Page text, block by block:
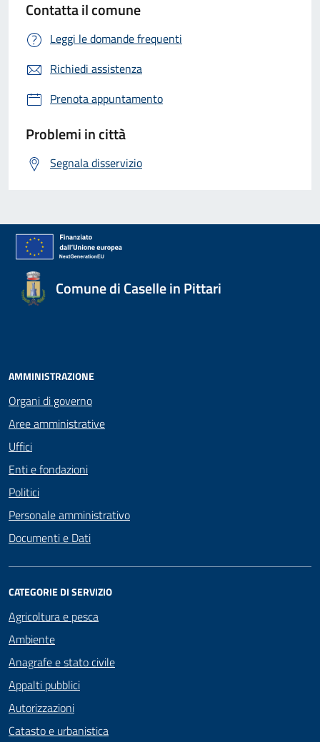
Contatta il comune
Leggi le domande frequenti
Richiedi assistenza
Prenota appuntamento
Problemi in città
Segnala disservizio
Comune di Caselle in Pittari
AMMINISTRAZIONE
Organi di governo
Aree amministrative
Uffici
Enti e fondazioni
Politici
Personale amministrativo
Documenti e Dati
CATEGORIE DI SERVIZIO
Agricoltura e pesca
Ambiente
Anagrafe e stato civile
Appalti pubblici
Autorizzazioni
Catasto e urbanistica